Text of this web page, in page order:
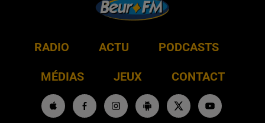
RADIO ACTU PODCASTS
MÉDIAS JEUX CONTACT